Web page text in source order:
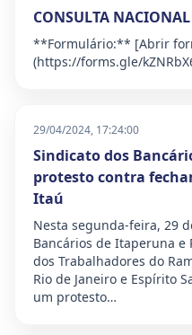
CONSULTA
**Formulário:** [Abrir
(https://forms.gle/
29/04/2024, 17:24:00
Sindicato dos
protesto contra
Itaú
Nesta segunda-feira, 29
Bancários de Itaperuna e
dos Trabalhadores do
Rio de Janeiro e Espírito
um protesto…